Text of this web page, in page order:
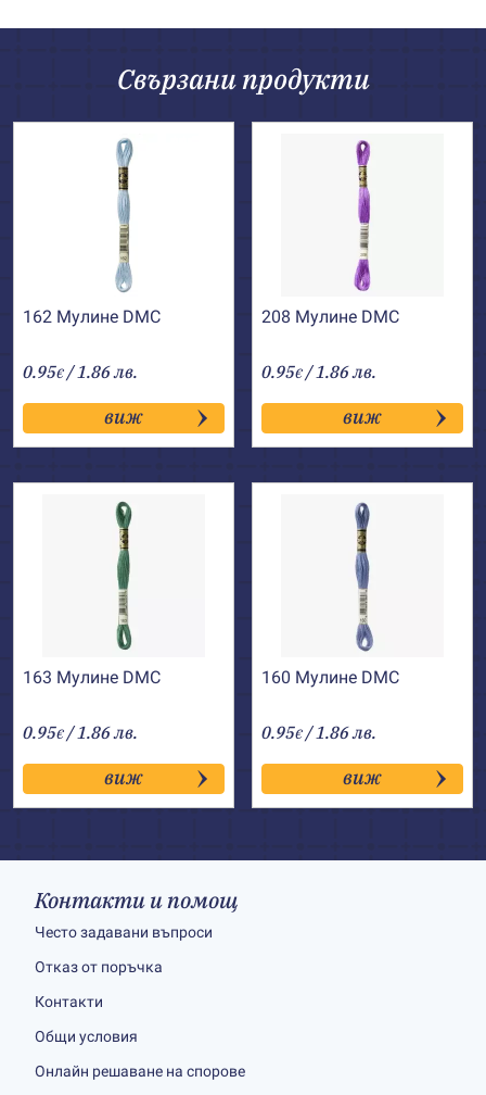
Свързани продукти
162 Мулине DMC
0.95€ / 1.86 лв.
виж
208 Мулине DMC
0.95€ / 1.86 лв.
виж
163 Мулине DMC
0.95€ / 1.86 лв.
виж
160 Мулине DMC
0.95€ / 1.86 лв.
виж
Контакти и помощ
Често задавани въпроси
Отказ от поръчка
Контакти
Общи условия
Онлайн решаване на спорове